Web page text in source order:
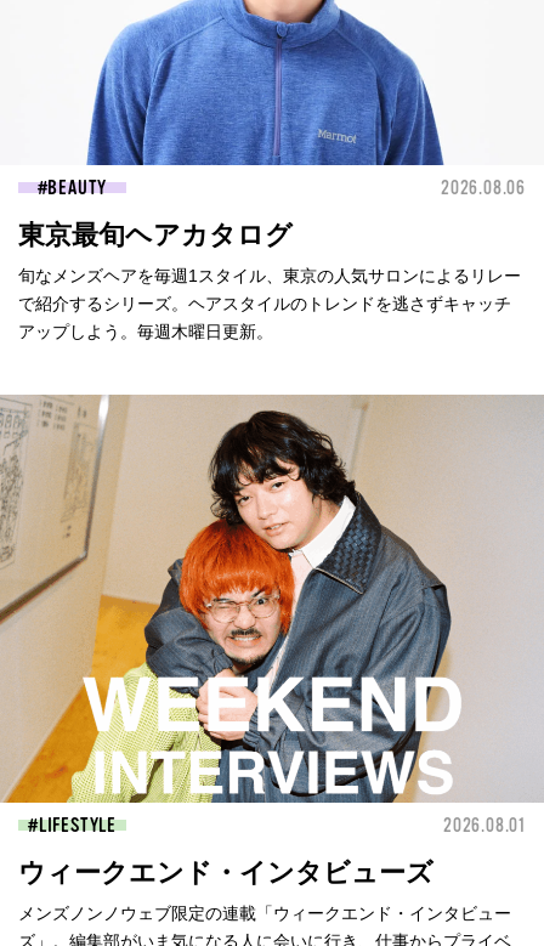
BEAUTY 2026.08.06
東京最旬ヘアカタログ
旬なメンズヘアを毎週1スタイル、東京の人気サロンによるリレー
で紹介するシリーズ。ヘアスタイルのトレンドを逃さずキャッチ
アップしよう。毎週木曜日更新。
LIFESTYLE 2026.08.01
ウィークエンド・インタビューズ
メンズノンノウェブ限定の連載「ウィークエンド・インタビュー
ズ」。編集部がいま気になる人に会いに行き、仕事からプライベ